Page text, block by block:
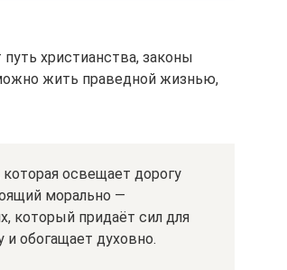
христианства, законы
жить праведной жизнью,
освещает дорогу
морально —
который придаёт сил для
и обогащает духовно.